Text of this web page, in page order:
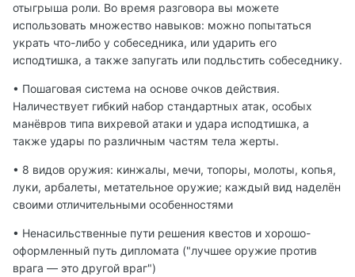
отыгрыша роли. Во время разговора вы можете
использовать множество навыков: можно попытаться
украть что-либо у собеседника, или ударить его
исподтишка, а также запугать или подльстить собеседнику.
• Пошаговая система на основе очков действия.
Наличествует гибкий набор стандартных атак, особых
манёвров типа вихревой атаки и удара исподтишка, а
также удары по различным частям тела жерты.
• 8 видов оружия: кинжалы, мечи, топоры, молоты, копья,
луки, арбалеты, метательное оружие; каждый вид наделён
своими отличительными особенностями
• Ненасильственные пути решения квестов и хорошо-
оформленный путь дипломата ("лучшее оружие против
врага — это другой враг")